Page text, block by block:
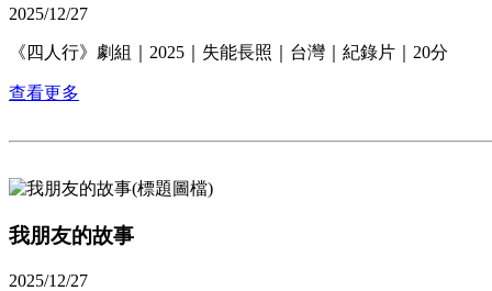
2025/12/27
《四人行》劇組｜2025｜失能長照｜台灣｜紀錄片｜20分
查看更多
我朋友的故事
2025/12/27